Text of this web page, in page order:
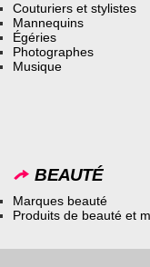
Couturiers et stylistes
Mannequins
Égéries
Photographes
Musique
BEAUTÉ
Marques beauté
Produits de beauté et